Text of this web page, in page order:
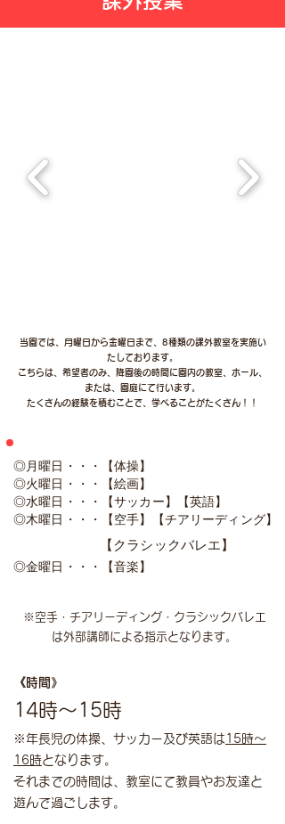
当園では、月曜日から金曜日まで、8種類の課外教室を実施い
たしております。
こちらは、希望者のみ、降園後の時間に園内の教室、ホール、
または、園庭にて行います。
たくさんの経験を積むことで、学べることがたくさん！！
【クラシックバレエ】
◎金曜日・・・【音楽】
◎月曜日・・・【体操】
◎火曜日・・・【絵画】
◎水曜日・・・【サッカー】【英語】
◎木曜日・・・【空手】【チアリーディング】
※空手・チアリーディング・クラシックバレエ
は外部講師による指示となります。
《時間》
14時〜15時
※年長児の体操、サッカー及び英語は 15時〜
16時となります。
それまでの時間は、教室にて教員やお友達と
遊んで過ごします。